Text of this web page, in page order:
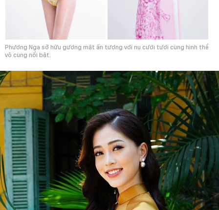
Phương Nga sở hữu gương mặt ấn tượng với nụ cười tươi cùng hình thể
vô cùng nổi bật.